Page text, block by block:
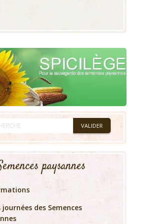
paysannes
journées des Semences